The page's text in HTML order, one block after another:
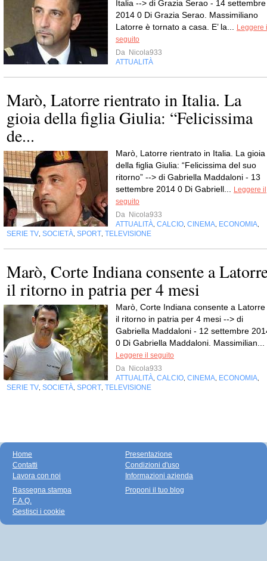
Italia --> di Grazia Serao - 14 settembre
2014 0 Di Grazia Serao. Massimiliano
Latorre è tornato a casa. E’ la...
Leggere
seguito
Da Nicola933
ATTUALITÀ
Marò, Latorre rientrato in Italia. La
gioia della figlia Giulia: “Felicissima
de...
Marò, Latorre rientrato in Italia. La gioia
della figlia Giulia: “Felicissima del suo
ritorno” --> di Gabriella Maddaloni - 13
settembre 2014 0 Di Gabriell...
Leggere il
seguito
Da Nicola933
ATTUALITÀ CALCIO CINEMA ECONOMIA
SERIE TV SOCIETÀ SPORT TELEVISIONE
Marò, Corte Indiana consente a
il ritorno in patria per 4 mesi
Marò, Corte Indiana consente a Latorre
il ritorno in patria per 4 mesi --> di
Gabriella Maddaloni - 12 settembre
0 Di Gabriella Maddaloni. Massimilian...
Leggere il seguito
Da Nicola933
ATTUALITÀ CALCIO CINEMA ECONOMIA
SERIE TV SOCIETÀ SPORT TELEVISIONE
Home
Contatti
Lavora con noi
Presentazione
Condizioni d'uso
Informazioni azienda
Rassegna stampa
F.A.Q.
Gestisci i cookie
Proponi il tuo blog